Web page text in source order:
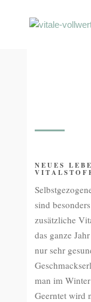
NEUES
sind
zusätzliche
das ganze
nur sehr
man im
Geerntet wird